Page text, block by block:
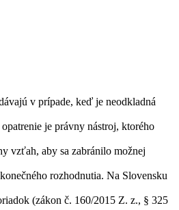
v prípade, keď je neodkladná
je právny nástroj, ktorého
vzťah, aby sa zabránilo možnej
rozhodnutia. Na Slovensku
(zákon č. 160/2015 Z. z., § 325